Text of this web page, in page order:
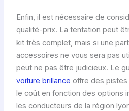
Enfin, il est nécessaire de
qualité-prix. La tentation peut
kit très complet, mais si une
accessoires ne vous sera pas
peut ne pas être judicieux. Le
voiture brillance offre des
le coût en fonction des options
les conducteurs de la région